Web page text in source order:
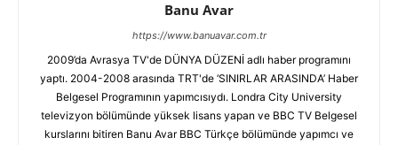
Banu Avar
https://www.banuavar.com.tr
2009’da Avrasya TV'de DÜNYA DÜZENİ adlı haber programını
yaptı. 2004-2008 arasında TRT'de ‘SINIRLAR ARASINDA’ Haber
Belgesel Programının yapımcısıydı. Londra City University
televizyon bölümünde yüksek lisans yapan ve BBC TV Belgesel
kurslarını bitiren Banu Avar BBC Türkçe bölümünde yapımcı ve